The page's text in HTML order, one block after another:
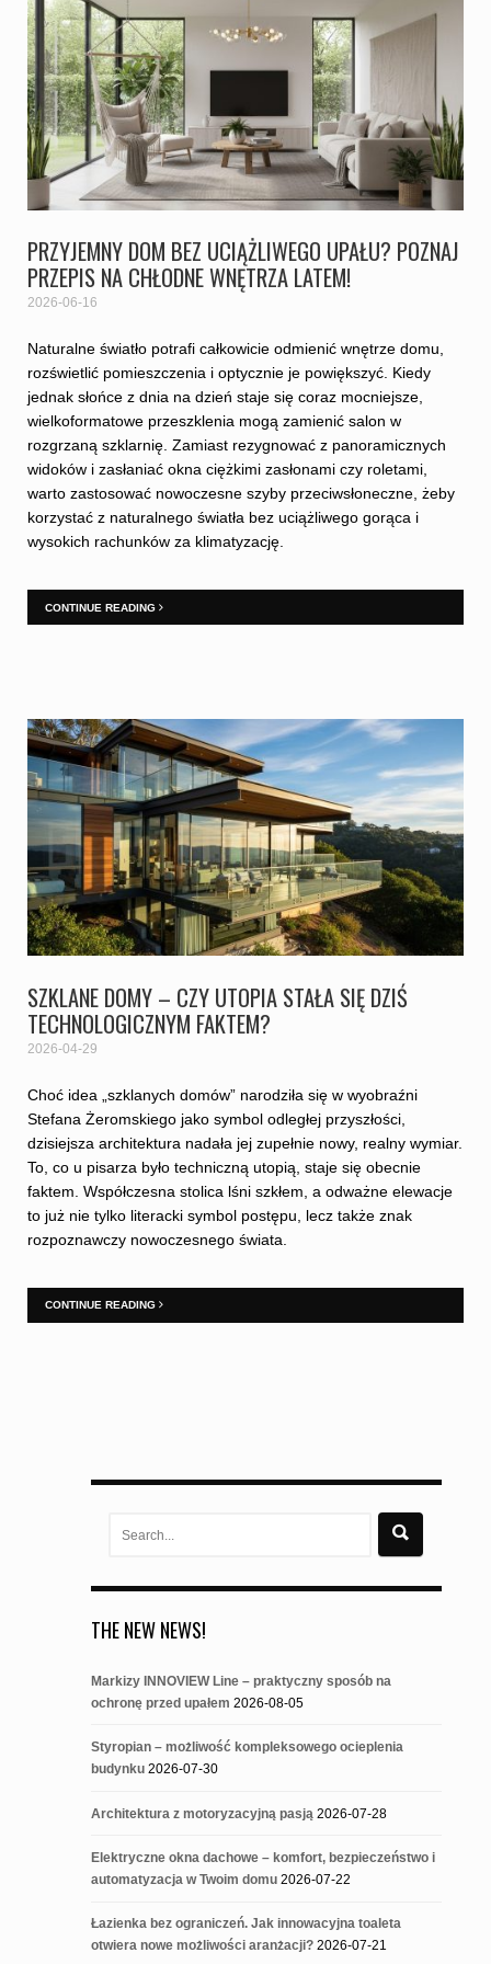
PRZYJEMNY DOM BEZ UCIĄŻLIWEGO UPAŁU? POZNAJ
PRZEPIS NA CHŁODNE WNĘTRZA LATEM!
2026-06-16
Naturalne światło potrafi całkowicie odmienić wnętrze domu,
rozświetlić pomieszczenia i optycznie je powiększyć. Kiedy
jednak słońce z dnia na dzień staje się coraz mocniejsze,
wielkoformatowe przeszklenia mogą zamienić salon w
rozgrzaną szklarnię. Zamiast rezygnować z panoramicznych
widoków i zasłaniać okna ciężkimi zasłonami czy roletami,
warto zastosować nowoczesne szyby przeciwsłoneczne, żeby
korzystać z naturalnego światła bez uciążliwego gorąca i
wysokich rachunków za klimatyzację.
CONTINUE READING
SZKLANE DOMY – CZY UTOPIA STAŁA SIĘ DZIŚ
TECHNOLOGICZNYM FAKTEM?
2026-04-29
Choć idea „szklanych domów” narodziła się w wyobraźni
Stefana Żeromskiego jako symbol odległej przyszłości,
dzisiejsza architektura nadała jej zupełnie nowy, realny wymiar.
To, co u pisarza było techniczną utopią, staje się obecnie
faktem. Współczesna stolica lśni szkłem, a odważne elewacje
to już nie tylko literacki symbol postępu, lecz także znak
rozpoznawczy nowoczesnego świata.
CONTINUE READING
THE NEW NEWS!
Markizy INNOVIEW Line – praktyczny sposób na
ochronę przed upałem 2026-08-05
Styropian – możliwość kompleksowego ocieplenia
budynku 2026-07-30
Architektura z motoryzacyjną pasją 2026-07-28
Elektryczne okna dachowe – komfort, bezpieczeństwo i
automatyzacja w Twoim domu 2026-07-22
Łazienka bez ograniczeń. Jak innowacyjna toaleta
otwiera nowe możliwości aranżacji? 2026-07-21